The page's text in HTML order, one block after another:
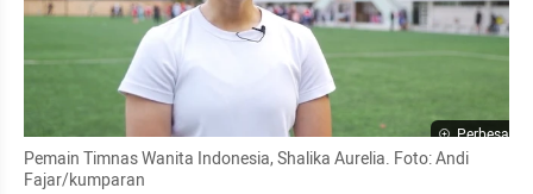
Perbesar
Pemain Timnas Wanita Indonesia, Shalika Aurelia. Foto: Andi
Fajar/kumparan